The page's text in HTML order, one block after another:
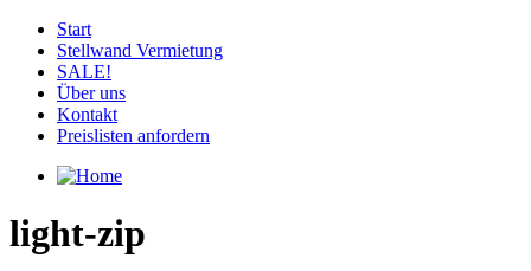
Start
Stellwand Vermietung
SALE!
Über uns
Kontakt
Preislisten anfordern
light-zip